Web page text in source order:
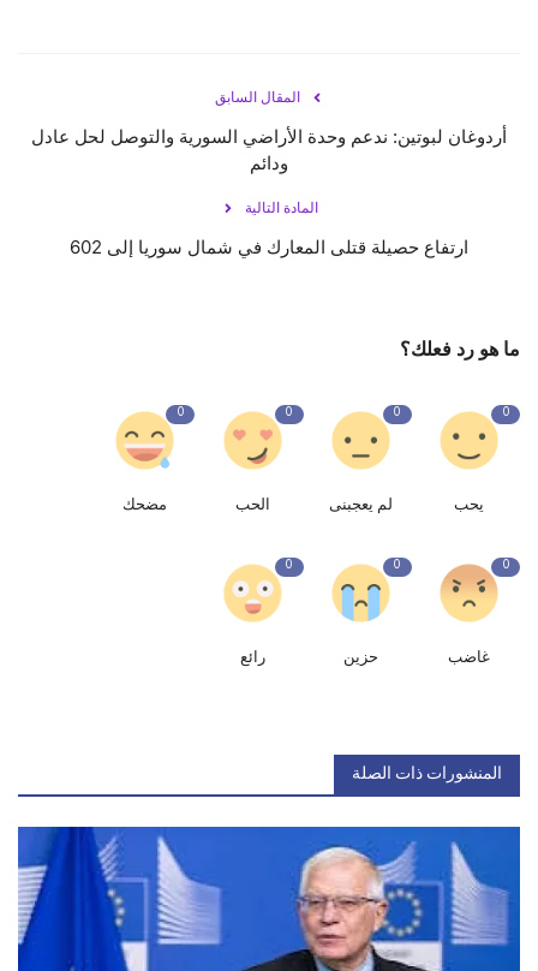
المقال السابق
أردوغان لبوتين: ندعم وحدة الأراضي السورية والتوصل لحل عادل
ودائم
المادة التالية
ارتفاع حصيلة قتلى المعارك في شمال سوريا إلى 602
ما هو رد فعلك؟
0
يحب
0
لم يعجبنى
0
الحب
0
مضحك
0
غاضب
0
حزين
0
رائع
المنشورات ذات الصلة